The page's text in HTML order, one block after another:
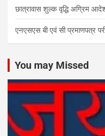
छात्रावास शुल्क वृद्धि अग्रिम
एनएसएस बी एवं सी प्रमाणपत्र
You may Missed